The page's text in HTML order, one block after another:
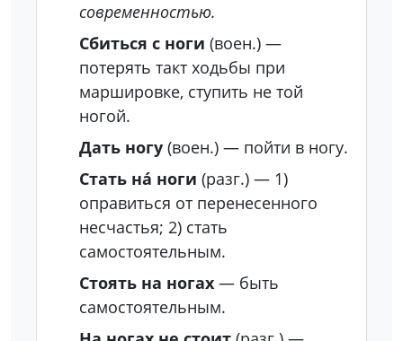
современностью.
Сбиться с ноги (воен.) —
потерять такт ходьбы при
маршировке, ступить не той
ногой.
Дать ногу (воен.) — пойти в ногу.
Стать на́ ноги (разг.) — 1)
оправиться от перенесенного
несчастья; 2) стать
самостоятельным.
Стоять на ногах — быть
самостоятельным.